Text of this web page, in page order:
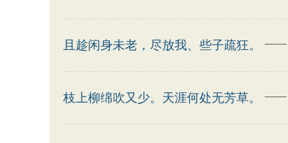
且趁闲身未老，尽放我、些子疏狂。 ——
枝上柳绵吹又少。天涯何处无芳草。 ——